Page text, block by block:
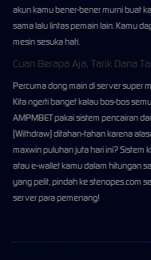
akun kamu bener-bener murni buat
sama lalu lintas pemain lain. Kamu
mesin sesuka hati.
Cuan Berapa Aja, Tarik Dana
Percuma dong main di server super
Kita ngerti banget kalau bos-bos
AMPMBET pakai sistem pencairan
(Withdraw) ditahan-tahan karena
maxwin puluhan juta hari ini? Sistem
atau e-wallet kamu dalam hitungan
yang pelit, pindah ke stenopes.com
server para pemenang!